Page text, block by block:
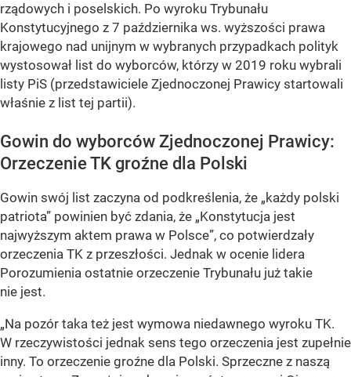
rządowych i poselskich. Po wyroku Trybunału
Konstytucyjnego z 7 października ws. wyższości prawa
krajowego nad unijnym w wybranych przypadkach polityk
wystosował list do wyborców, którzy w 2019 roku wybrali
listy PiS (przedstawiciele Zjednoczonej Prawicy startowali
właśnie z list tej partii).
Gowin do wyborców Zjednoczonej Prawicy:
Orzeczenie TK groźne dla Polski
Gowin swój list zaczyna od podkreślenia, że „każdy polski
patriota” powinien być zdania, że „Konstytucja jest
najwyższym aktem prawa w Polsce”, co potwierdzały
orzeczenia TK z przeszłości. Jednak w ocenie lidera
Porozumienia ostatnie orzeczenie Trybunału już takie
nie jest.
„Na pozór taka też jest wymowa niedawnego wyroku TK.
W rzeczywistości jednak sens tego orzeczenia jest zupełnie
inny. To orzeczenie groźne dla Polski. Sprzeczne z naszą